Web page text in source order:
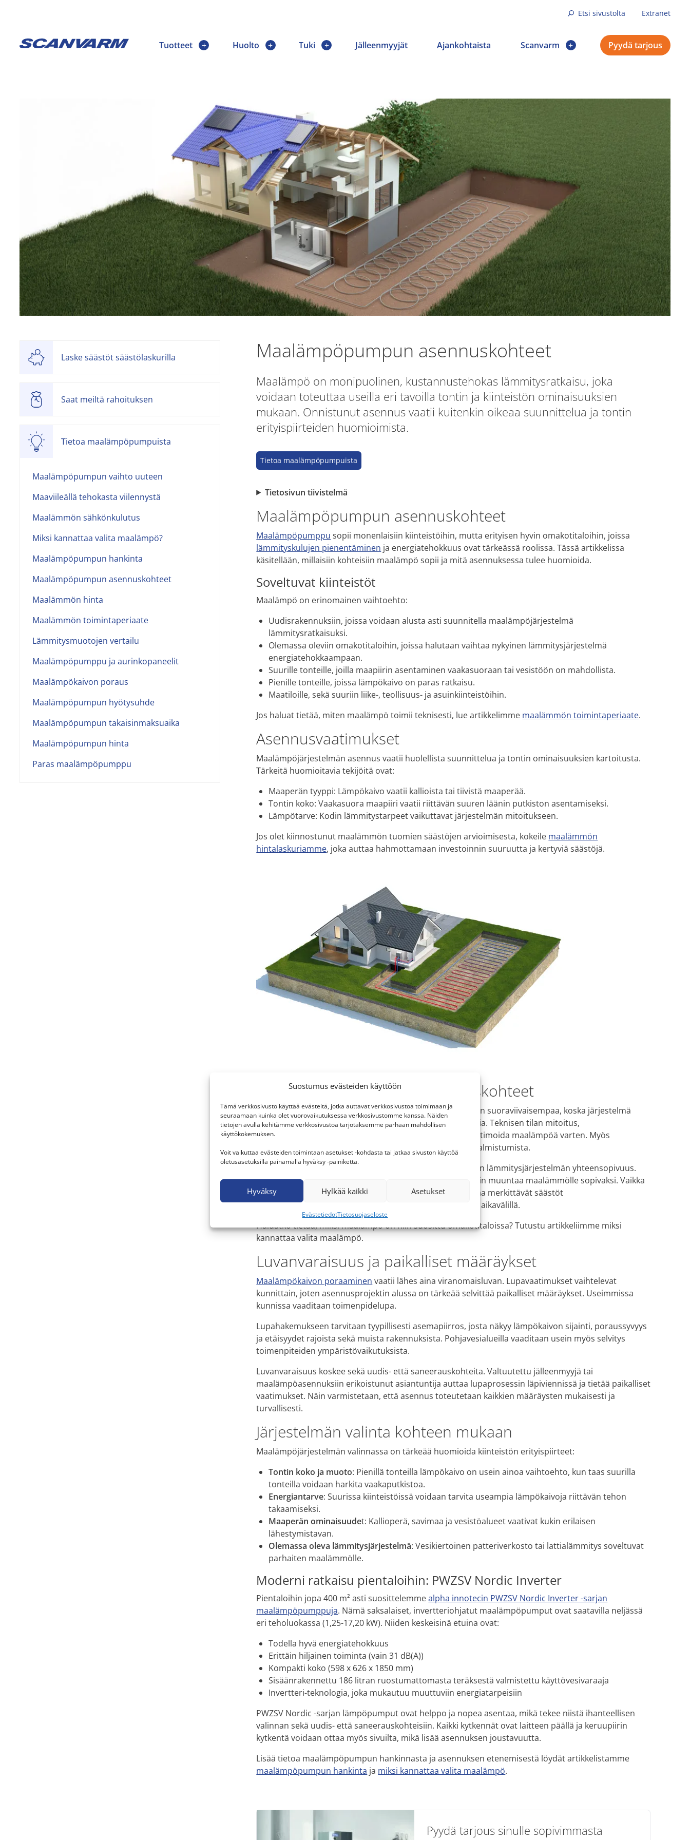
Suostumus evästeiden käyttöön
Tämä verkkosivusto käyttää evästeitä, jotka auttavat verkkosivustoa toimimaan ja
seuraamaan kuinka olet vuorovaikutuksessa verkkosivustomme kanssa. Näiden
tietojen avulla kehitämme verkkosivustoa tarjotaksemme parhaan mahdollisen
käyttökokemuksen.
Voit vaikuttaa evästeiden toimintaan asetukset -kohdasta tai jatkaa sivuston käyttöä
oletusasetuksilla painamalla hyväksy -painiketta.
Hyväksy Hylkää kaikki Asetukset
EvästetiedotTietosuojaseloste
Etsi sivustolta Extranet
Tuotteet Huolto Tuki Jälleenmyyjät Ajankohtaista Scanvarm Pyydä tarjous
Maalämpöpumpun asennuskohteet
Maalämpö on monipuolinen, kustannustehokas lämmitysratkaisu, joka
voidaan toteuttaa useilla eri tavoilla tontin ja kiinteistön ominaisuuksien
mukaan. Onnistunut asennus vaatii kuitenkin oikeaa suunnittelua ja tontin
erityispiirteiden huomioimista.
Tietoa maalämpöpumpuista
Tietosivun tiivistelmä
Maalämpöpumpun asennuskohteet
Maalämpöpumppu sopii monenlaisiin kiinteistöihin, mutta erityisen hyvin omakotitaloihin, joissa
lämmityskulujen pienentäminen ja energiatehokkuus ovat tärkeässä roolissa. Tässä artikkelissa
käsitellään, millaisiin kohteisiin maalämpö sopii ja mitä asennuksessa tulee huomioida.
Soveltuvat kiinteistöt
Maalämpö on erinomainen vaihtoehto:
Uudisrakennuksiin, joissa voidaan alusta asti suunnitella maalämpöjärjestelmä
lämmitysratkaisuksi.
Olemassa oleviin omakotitaloihin, joissa halutaan vaihtaa nykyinen lämmitysjärjestelmä
energiatehokkaampaan.
Suurille tonteille, joilla maapiirin asentaminen vaakasuoraan tai vesistöön on mahdollista.
Pienille tonteille, joissa lämpökaivo on paras ratkaisu.
Maatiloille, sekä suuriin liike-, teollisuus- ja asuinkiinteistöihin.
Jos haluat tietää, miten maalämpö toimii teknisesti, lue artikkelimme maalämmön toimintaperiaate.
Asennusvaatimukset
Maalämpöjärjestelmän asennus vaatii huolellista suunnittelua ja tontin ominaisuuksien kartoitusta.
Tärkeitä huomioitavia tekijöitä ovat:
Maaperän tyyppi: Lämpökaivo vaatii kallioista tai tiivistä maaperää.
Tontin koko: Vaakasuora maapiiri vaatii riittävän suuren läänin putkiston asentamiseksi.
Lämpötarve: Kodin lämmitystarpeet vaikuttavat järjestelmän mitoitukseen.
Jos olet kiinnostunut maalämmön tuomien säästöjen arvioimisesta, kokeile maalämmön
hintalaskuriamme, joka auttaa hahmottamaan investoinnin suuruutta ja kertyviä säästöjä.
Uudisrakennukset vs. saneerauskohteet
Maalämmön asennus uudisrakennukseen on usein hieman suoraviivaisempaa, koska järjestelmä
voidaan suunnitellaan alusta asti osaksi rakennusprosessia. Teknisen tilan mitoitus,
lämmönjakojärjestelmän valinta ja putkitukset voidaan optimoida maalämpöä varten. Myös
lämpökaivon sijoittelu on vapaampaa ennen pihatöiden valmistumista.
Saneerauskohteissa puolestaan täytyy huomioida nykyisen lämmitysjärjestelmän yhteensopivuus.
Vesikiertoinen patteriverkosto tai lattialämmitys on helpoin muuntaa maalämmölle sopivaksi. Vaikka
maalämpöön siirtyminen vaatii alkuinvestoinnin, se tuottaa merkittävät säästöt
energiakustannuksissa ja nostaa kiinteistön arvoa pitkällä aikavälillä.
Haluatko tietää, miksi maalämpö on niin suosittu omakotitaloissa? Tutustu artikkeliimme miksi
kannattaa valita maalämpö.
Luvanvaraisuus ja paikalliset määräykset
Maalämpökaivon poraaminen vaatii lähes aina viranomaisluvan. Lupavaatimukset vaihtelevat
kunnittain, joten asennusprojektin alussa on tärkeää selvittää paikalliset määräykset. Useimmissa
kunnissa vaaditaan toimenpidelupa.
Lupahakemukseen tarvitaan tyypillisesti asemapiirros, josta näkyy lämpökaivon sijainti, poraussyvyys
ja etäisyydet rajoista sekä muista rakennuksista. Pohjavesialueilla vaaditaan usein myös selvitys
toimenpiteiden ympäristövaikutuksista.
Luvanvaraisuus koskee sekä uudis- että saneerauskohteita. Valtuutettu jälleenmyyjä tai
maalämpöasennuksiin erikoistunut asiantuntija auttaa lupaprosessin läpiviennissä ja tietää paikalliset
vaatimukset. Näin varmistetaan, että asennus toteutetaan kaikkien määräysten mukaisesti ja
turvallisesti.
Järjestelmän valinta kohteen mukaan
Maalämpöjärjestelmän valinnassa on tärkeää huomioida kiinteistön erityispiirteet:
Tontin koko ja muoto: Pienillä tonteilla lämpökaivo on usein ainoa vaihtoehto, kun taas suurilla
tonteilla voidaan harkita vaakaputkistoa.
Energiantarve: Suurissa kiinteistöissä voidaan tarvita useampia lämpökaivoja riittävän tehon
takaamiseksi.
Maaperän ominaisuudet: Kallioperä, savimaa ja vesistöalueet vaativat kukin erilaisen
lähestymistavan.
Olemassa oleva lämmitysjärjestelmä: Vesikiertoinen patteriverkosto tai lattialämmitys soveltuvat
parhaiten maalämmölle.
Moderni ratkaisu pientaloihin: PWZSV Nordic Inverter
Pientaloihin jopa 400 m² asti suosittelemmealpha innotecin PWZSV Nordic Inverter -sarjan
maalämpöpumppuja. Nämä saksalaiset, invertteriohjatut maalämpöpumput ovat saatavilla neljässä
eri teholuokassa (1,25-17,20 kW). Niiden keskeisinä etuina ovat:
Todella hyvä energiatehokkuus
Erittäin hiljainen toiminta (vain 31 dB(A))
Kompakti koko (598 x 626 x 1850 mm)
Sisäänrakennettu 186 litran ruostumattomasta teräksestä valmistettu käyttövesivaraaja
Invertteri-teknologia, joka mukautuu muuttuviin energiatarpeisiin
PWZSV Nordic -sarjan lämpöpumput ovat helppo ja nopea asentaa, mikä tekee niistä ihanteellisen
valinnan sekä uudis- että saneerauskohteisiin. Kaikki kytkennät ovat laitteen päällä ja keruupiirin
kytkentä voidaan ottaa myös sivuilta, mikä lisää asennuksen joustavuutta.
Lisää tietoa maalämpöpumpun hankinnasta ja asennuksen etenemisestä löydät artikkelistamme
maalämpöpumpun hankinta ja miksi kannattaa valita maalämpö.
Pyydä tarjous sinulle sopivimmasta
Laske säästöt säästölaskurilla
Saat meiltä rahoituksen
Tietoa maalämpöpumpuista
Maalämpöpumpun vaihto uuteen
Maaviileällä tehokasta viilennystä
Maalämmön sähkönkulutus
Miksi kannattaa valita maalämpö?
Maalämpöpumpun hankinta
Maalämpöpumpun asennuskohteet
Maalämmön hinta
Maalämmön toimintaperiaate
Lämmitysmuotojen vertailu
Maalämpöpumppu ja aurinkopaneelit
Maalämpökaivon poraus
Maalämpöpumpun hyötysuhde
Maalämpöpumpun takaisinmaksuaika
Maalämpöpumpun hinta
Paras maalämpöpumppu